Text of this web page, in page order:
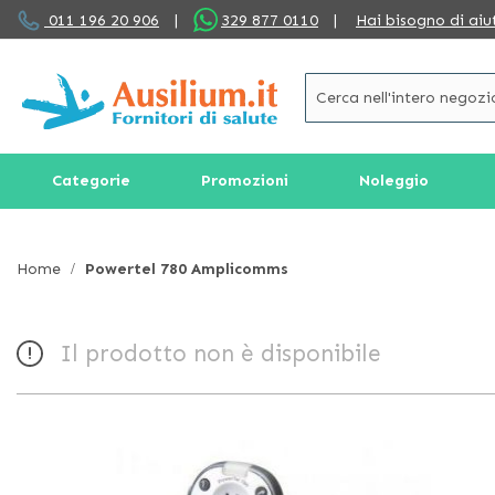
Salta
al
011 196 20 906 | 329 877 0110 | Hai bisogno di
Categorie Promozioni Noleggio
Home Powertel 780 Amplicomms
Il prodotto non è disponibile